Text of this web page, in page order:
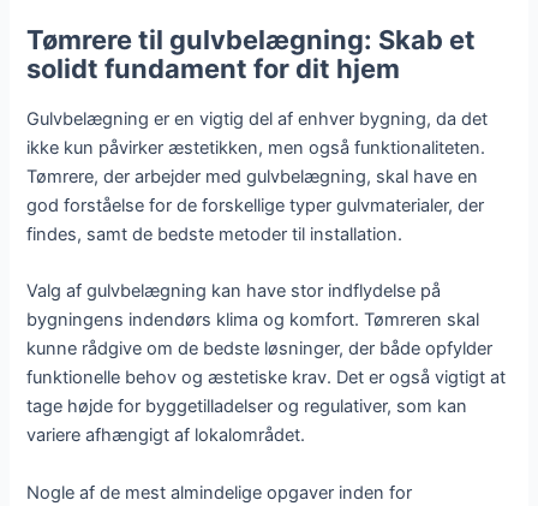
Tømrere til gulvbelægning: Skab et
solidt fundament for dit hjem
Gulvbelægning er en vigtig del af enhver bygning, da det
ikke kun påvirker æstetikken, men også funktionaliteten.
Tømrere, der arbejder med gulvbelægning, skal have en
god forståelse for de forskellige typer gulvmaterialer, der
findes, samt de bedste metoder til installation.
Valg af gulvbelægning kan have stor indflydelse på
bygningens indendørs klima og komfort. Tømreren skal
kunne rådgive om de bedste løsninger, der både opfylder
funktionelle behov og æstetiske krav. Det er også vigtigt at
tage højde for byggetilladelser og regulativer, som kan
variere afhængigt af lokalområdet.
Nogle af de mest almindelige opgaver inden for